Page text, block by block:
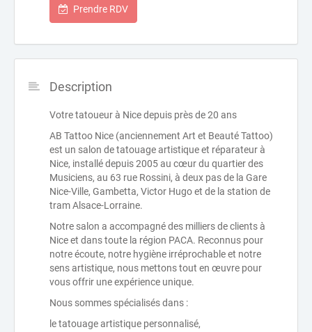
Prendre RDV
Description
Votre tatoueur à Nice depuis près de 20 ans
AB Tattoo Nice (anciennement Art et Beauté Tattoo)
est un salon de tatouage artistique et réparateur à
Nice, installé depuis 2005 au cœur du quartier des
Musiciens, au 63 rue Rossini, à deux pas de la Gare
Nice-Ville, Gambetta, Victor Hugo et de la station de
tram Alsace-Lorraine.
Notre salon a accompagné des milliers de clients à
Nice et dans toute la région PACA. Reconnus pour
notre écoute, notre hygiène irréprochable et notre
sens artistique, nous mettons tout en œuvre pour
vous offrir une expérience unique.
Nous sommes spécialisés dans :
le tatouage artistique personnalisé,